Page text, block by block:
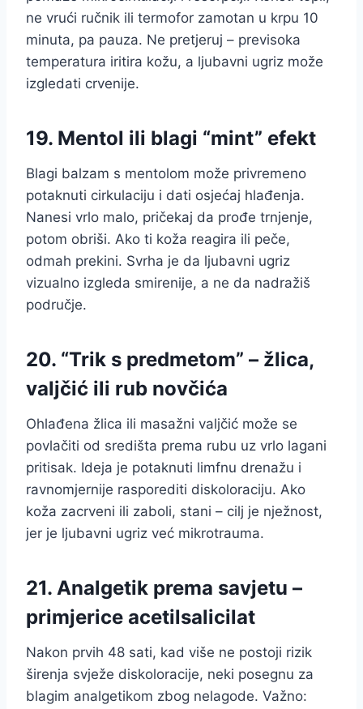
ne vrući ručnik ili termofor zamotan u krpu 10
minuta, pa pauza. Ne pretjeruj – previsoka
temperatura iritira kožu, a ljubavni ugriz može
izgledati crvenije.
19. Mentol ili blagi “mint” efekt
Blagi balzam s mentolom može privremeno
potaknuti cirkulaciju i dati osjećaj hlađenja.
Nanesi vrlo malo, pričekaj da prođe trnjenje,
potom obriši. Ako ti koža reagira ili peče,
odmah prekini. Svrha je da ljubavni ugriz
vizualno izgleda smirenije, a ne da nadražiš
područje.
20. “Trik s predmetom” – žlica,
valjčić ili rub novčića
Ohlađena žlica ili masažni valjčić može se
povlačiti od središta prema rubu uz vrlo lagani
pritisak. Ideja je potaknuti limfnu drenažu i
ravnomjernije rasporediti diskoloraciju. Ako
koža zacrveni ili zaboli, stani – cilj je nježnost,
jer je ljubavni ugriz već mikrotrauma.
21. Analgetik prema savjetu –
primjerice acetilsalicilat
Nakon prvih 48 sati, kad više ne postoji rizik
širenja svježe diskoloracije, neki posegnu za
blagim analgetikom zbog nelagode. Važno: